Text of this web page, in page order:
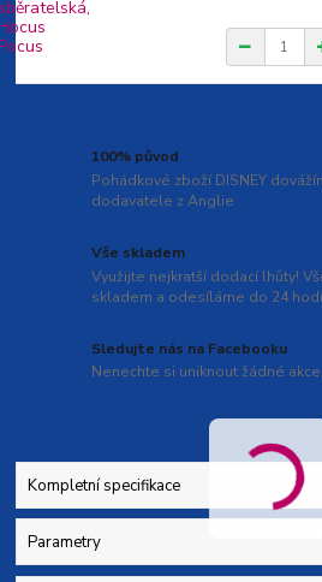
100% původ
Pohádkové zboží DISNEY
dodavatele z Anglie
Vše skladem
Využijte nejkratší dodací lhůty!
skladem a odesíláme do 24
Sledujte nás na Facebooku
Nenechte si uniknout žádné
Kompletní specifikace
Parametry